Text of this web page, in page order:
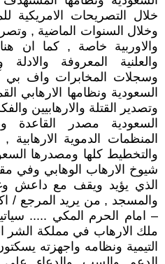
خلال التصريحات الامريكية
وخلال السنوات الماضية ,
والاوربية خاصة , كما ان
والعلنية المعروفة
وسجلات المخابرات واف بي
السعودية ونظامها الارهابي
وتصدير القتلة والارهابيين
السعودية مصدر القاعدة
المنظمات الدموية الارهابية
والتخطيط كلها ومصدرها
شيوخ الارهاب الوهابي وفي
الذي يؤيد ويقف مع داعش
والمسجد , من يريد المرجع /
– امام الحرم المكي .....
ملك الارهاب في مملكة الشر
التيمية ونظامه واجهزته